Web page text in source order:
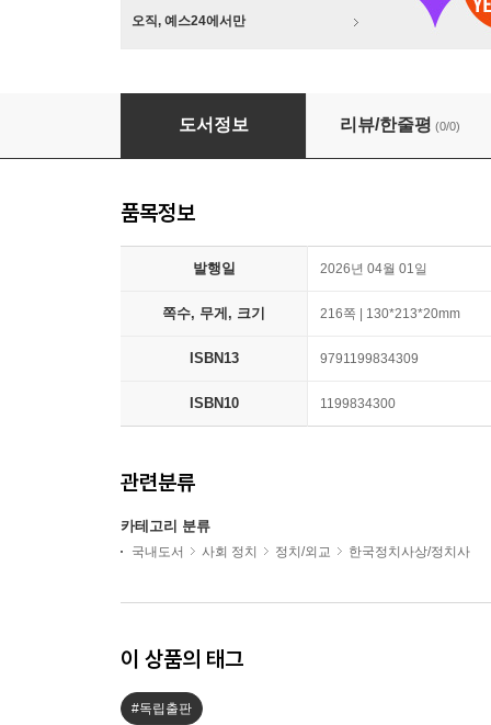
오직, 예스24에서만
조직사업 어떡해
도서정보 리뷰/한줄평 (0/0)
품목정보
발행일 2026년 04월 01일
쪽수, 무게, 크기 216쪽 | 130*213*20mm
ISBN13 9791199834309
ISBN10 1199834300
관련분류
카테고리 분류
국내도서 사회 정치 정치/외교 한국정치사상/정치사
이 상품의 태그
#독립출판